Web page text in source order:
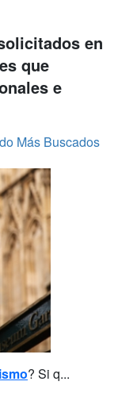
en
que
e
Más Buscados
? Si q...